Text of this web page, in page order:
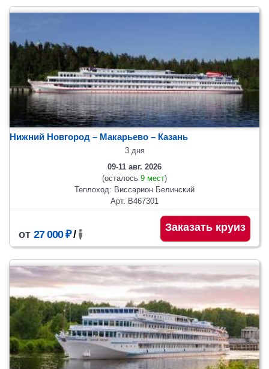
Нижний Новгород – Макарьево – Казань
3 дня
09-11 авг. 2026
(осталось 9 мест)
Теплоход: Виссарион Белинский
Арт. В467301
от 27 000 ₽/
Заказать круиз